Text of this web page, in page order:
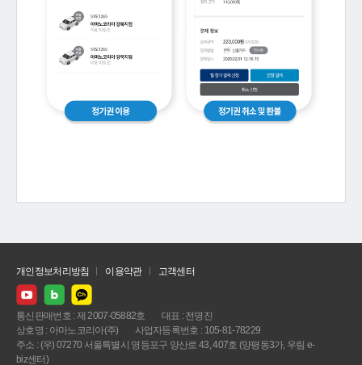
개인정보처리방침 이용약관 고객센터
통신판매번호 : 제 2007-05882호
대표 : 전명진
상호명 : 아마노코리아(주)
사업자등록번호 : 105-81-78229
주소 : (우) 07270 서울특별시 영등포구 양산로 43, 407호 (양평동3가, 우림 e-
biz센터)